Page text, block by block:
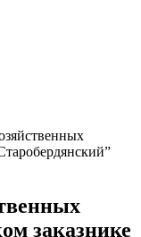
заказнике